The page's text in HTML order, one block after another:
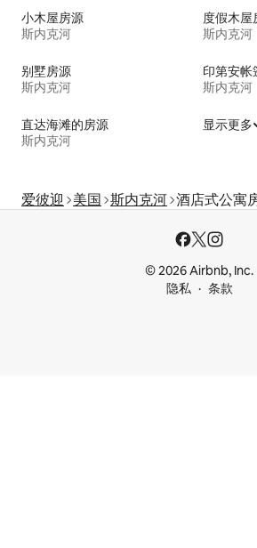
小木屋房源
斯内克河
度假木屋
斯内克河
别墅房源
斯内克河
印第安帐
斯内克河
直达海滩的房源
斯内克河
显示更多
爱彼迎 美国 斯内克河 酒店式公寓
© 2026 Airbnb, Inc.
隐私
条款